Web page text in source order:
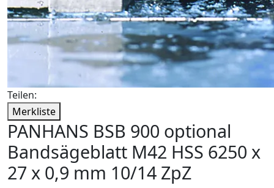
Teilen:
Merkliste
PANHANS BSB 900 optional
Bandsägeblatt M42 HSS 6250 x
27 x 0,9 mm 10/14 ZpZ